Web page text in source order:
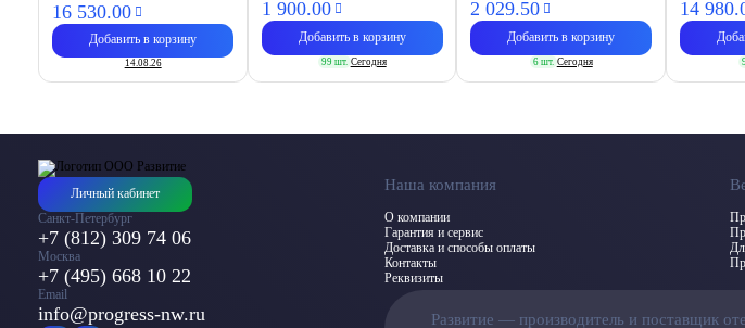
16 530.00
Добавить в корзину
14.08.26
1 900.00
Добавить в корзину
99 шт. Сегодня
2 029.50
Добавить в корзину
6 шт. Сегодня
14 980.
Личный кабинет
Санкт-Петербург
+7 (812) 309 74 06
Москва
+7 (495) 668 10 22
Email
info@progress-nw.ru
Наша компания
О компании
Гарантия и сервис
Доставка и способы оплаты
Контакты
Реквизиты
Развитие — производитель и поставщик